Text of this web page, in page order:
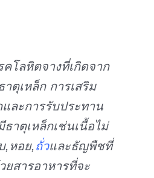
คโลหิตจางที่เกิดจาก
าตุเหล็ก การเสริม
และการรับประทาน
ธาตุเหล็กเช่นเนื้อไม่
,หอย,ถั่วและธัญพืชที่
ยสารอาหารที่จะ